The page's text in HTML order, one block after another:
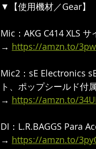
▼【使用機材／Gear】
Mic：AKG C414 XLS
→ https://amzn.to/
Mic2：sE Electronics
ト、ポップシールド付
→ https://amzn.to/
DI：L.R.BAGGS Para
→ https://amzn.to/